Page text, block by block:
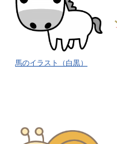
馬のイラスト（白黒）